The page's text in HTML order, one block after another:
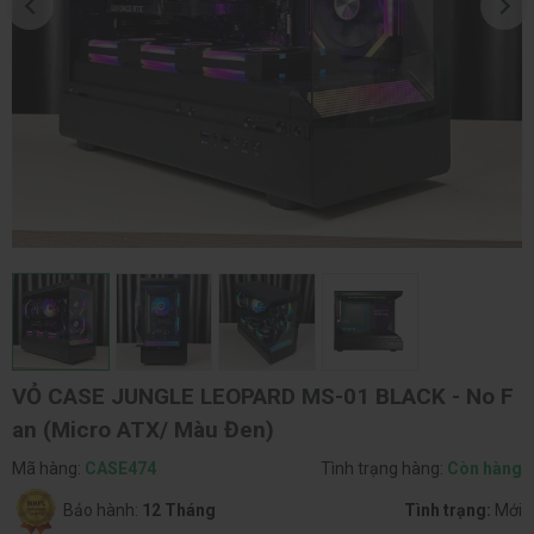
VỎ CASE JUNGLE LEOPARD MS-01 BLACK - No F
an (Micro ATX/ Màu Đen)
Mã hàng: CASE474 Tình trạng hàng: Còn hàng
Bảo hành: 12 Tháng Tình trạng: Mới